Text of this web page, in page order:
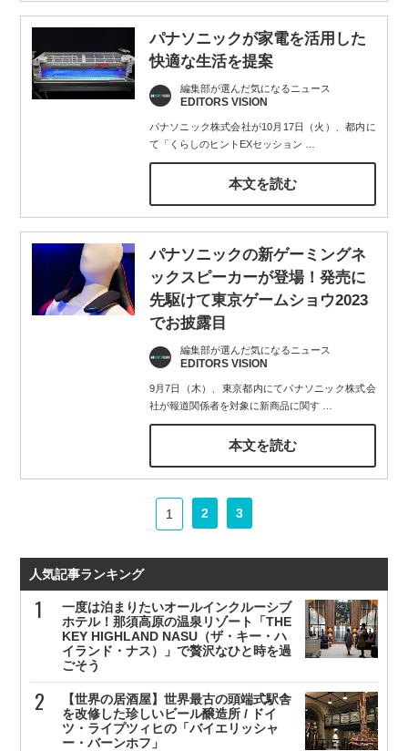
パナソニックが家電を活用した
快適な生活を提案
編集部が選んだ気になるニュース
EDITORS VISION
パナソニック株式会社が10月17日（火）、都内に
て「くらしのヒントEXセッション
本文を読む
パナソニックの新ゲーミングネ
ックスピーカーが登場！発売に
先駆けて東京ゲームショウ2023
でお披露目
編集部が選んだ気になるニュース
EDITORS VISION
9月7日（木）、東京都内にてパナソニック株式会
社が報道関係者を対象に新商品に関す…
本文を読む
1 2 3
人気記事ランキング
一度は泊まりたいオールインクルーシブ
ホテル！那須高原の温泉リゾート「THE
KEY HIGHLAND NASU（ザ・キー・ハ
イランド・ナス）」で贅沢なひと時を過
ごそう
【世界の居酒屋】世界最古の頭端式駅舎
を改修した珍しいビール醸造所 / ドイ
ツ・ライプツィヒの「バイエリッシャ
ー・バーンホフ」